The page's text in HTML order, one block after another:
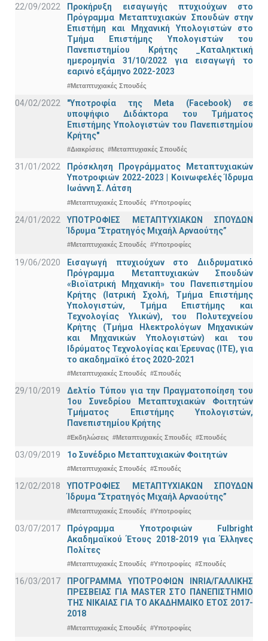
22/09/2022
Προκήρυξη εισαγωγής πτυχιούχων στo
Πρόγραμμα Μεταπτυχιακών Σπουδών στην
Επιστήμη και Μηχανική Υπολογιστών στο
Τμήμα Eπιστήμης Υπολογιστών του
Πανεπιστημίου Κρήτης _Καταληκτική
ημερομηνία 31/10/2022 για εισαγωγή το
εαρινό εξάμηνο 2022-2023
#Μεταπτυχιακές Σπουδές
04/02/2022
"Υποτροφία της Meta (Facebook) σε
υποψήφιο Διδάκτορα του Τμήματος
Επιστήμης Υπολογιστών του Πανεπιστημίου
Κρήτης"
#Διακρίσεις #Μεταπτυχιακές Σπουδές
31/01/2022
Πρόσκληση Προγράμματος Μεταπτυχιακών
Υποτροφιών 2022-2023 | Κοινωφελές Ίδρυμα
Ιωάννη Σ. Λάτση
#Μεταπτυχιακές Σπουδές #Υποτροφίες
24/01/2022
ΥΠΟΤΡΟΦΙΕΣ ΜΕΤΑΠΤΥΧΙΑΚΩΝ ΣΠΟΥΔΩΝ
Ίδρυμα “Στρατηγός Μιχαήλ Αρναούτης”
#Μεταπτυχιακές Σπουδές #Υποτροφίες
19/06/2020
Εισαγωγή πτυχιούχων στο Διιδρυματικό
Πρόγραμμα Μεταπτυχιακών Σπουδών
«Βιοϊατρική Μηχανική» του Πανεπιστημίου
Κρήτης (Ιατρική Σχολή, Τμήμα Επιστήμης
Υπολογιστών, Τμήμα Επιστήμης και
Τεχνολογίας Υλικών), του Πολυτεχνείου
Κρήτης (Τμήμα Ηλεκτρολόγων Μηχανικών
και Μηχανικών Υπολογιστών) και του
Ιδρύματος Τεχνολογίας και Έρευνας (ΙΤΕ), για
το ακαδημαϊκό έτος 2020-2021
#Μεταπτυχιακές Σπουδές #Σπουδές
29/10/2019
Δελτίο Τύπου για την Πραγματοποίηση του
1ου Συνεδρίου Μεταπτυχιακών Φοιτητών
Τμήματος Επιστήμης Υπολογιστών,
Πανεπιστημίου Κρήτης
#Εκδηλώσεις #Μεταπτυχιακές Σπουδές #Σπουδές
03/09/2019 1ο Συνέδριο Μεταπτυχιακών Φοιτητών
#Μεταπτυχιακές Σπουδές #Σπουδές
12/02/2018
ΥΠΟΤΡΟΦΙΕΣ ΜΕΤΑΠΤΥΧΙΑΚΩΝ ΣΠΟΥΔΩΝ
Ίδρυμα “Στρατηγός Μιχαήλ Αρναούτης”
#Μεταπτυχιακές Σπουδές #Υποτροφίες
03/07/2017
Πρόγραμμα Υποτροφιών Fulbright
Ακαδημαϊκού Έτους 2018-2019 για Έλληνες
Πολίτες
#Μεταπτυχιακές Σπουδές #Υποτροφίες #Σπουδές
16/03/2017
ΠΡΟΓΡΑΜΜΑ ΥΠΟΤΡΟΦΙΩΝ INRIA/ΓΑΛΛΙΚΗΣ
ΠΡΕΣΒΕΙΑΣ ΓΙΑ ΜASTER ΣΤΟ ΠΑΝΕΠΙΣΤΗΜΙΟ
ΤΗΣ ΝΙΚΑΙΑΣ ΓΙΑ ΤΟ ΑΚΑΔΗΜΑΙΚΟ ΕΤΟΣ 2017-
2018
#Μεταπτυχιακές Σπουδές #Υποτροφίες